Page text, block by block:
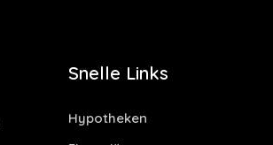
Snelle Links
Hypotheken